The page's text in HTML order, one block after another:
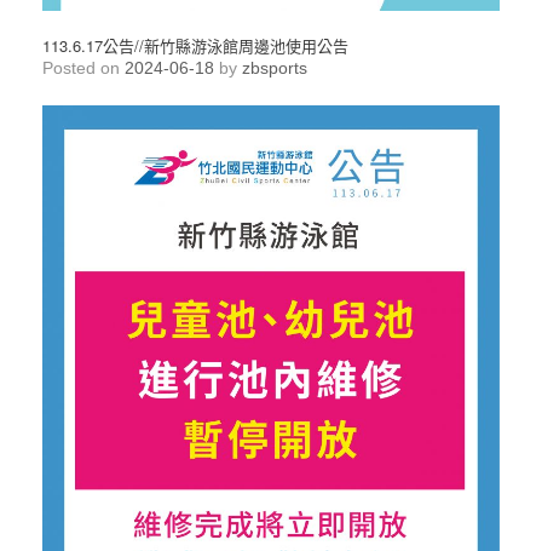
113.6.17公告//新竹縣游泳館周邊池使用公告
Posted on 2024-06-18 by zbsports